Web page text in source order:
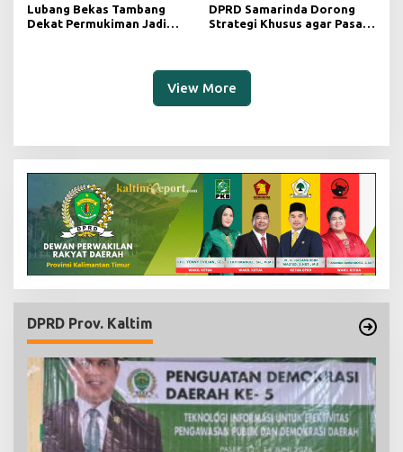
Lubang Bekas Tambang
Dekat Permukiman Jadi
DPRD Samarinda Dorong
Strategi Khusus agar Pasar
View More
DPRD Prov. Kaltim